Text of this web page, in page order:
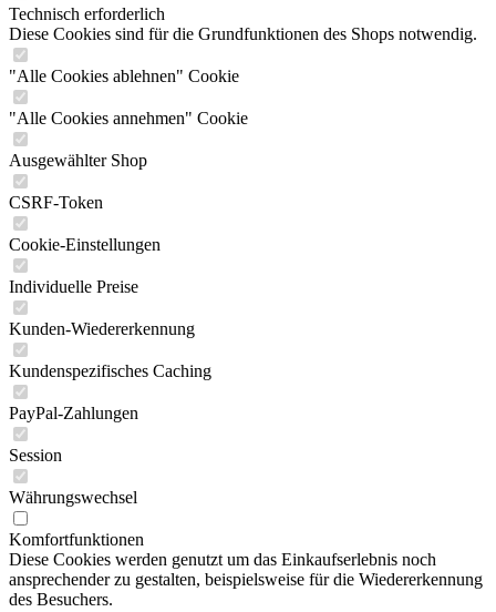
Technisch erforderlich
Diese Cookies sind für die Grundfunktionen des Shops notwendig.
"Alle Cookies ablehnen" Cookie
"Alle Cookies annehmen" Cookie
Ausgewählter Shop
CSRF-Token
Cookie-Einstellungen
Individuelle Preise
Kunden-Wiedererkennung
Kundenspezifisches Caching
PayPal-Zahlungen
Session
Währungswechsel
Komfortfunktionen
Diese Cookies werden genutzt um das Einkaufserlebnis noch
ansprechender zu gestalten, beispielsweise für die Wiedererkennung
des Besuchers.